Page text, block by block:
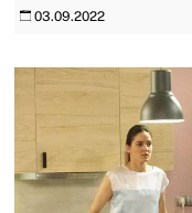
03.09.2022